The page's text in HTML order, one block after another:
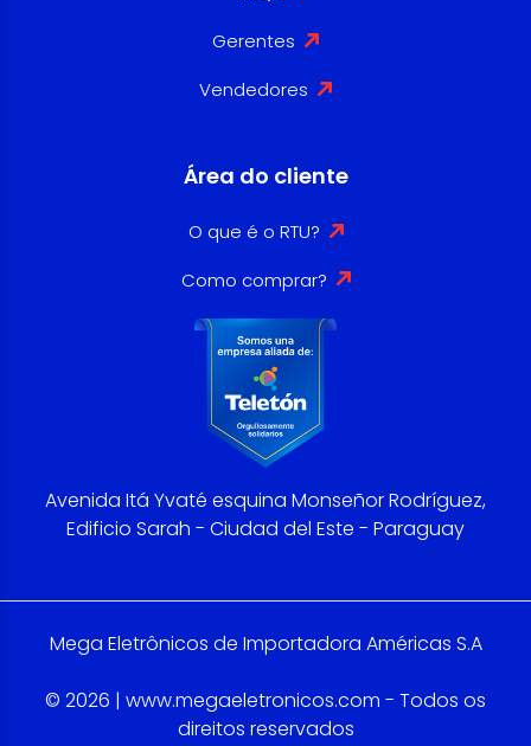
Gerentes
Vendedores
Área do cliente
O que é o RTU?
Como comprar?
Avenida Itá Yvaté esquina Monseñor Rodríguez,
Edificio Sarah - Ciudad del Este - Paraguay
Mega Eletrônicos de Importadora Américas S.A
© 2026 | www.megaeletronicos.com - Todos os
direitos reservados